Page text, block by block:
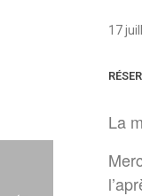
17
La